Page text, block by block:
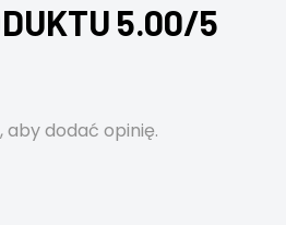
5.00/5
, aby dodać opinię.